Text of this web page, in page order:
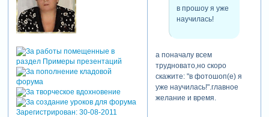
Зарегистрирован: 30-08-2011
в прошоу я уже
научилась!
а поначалу всем
трудновато,но скоро
скажите: "в фотошоп(е) я
уже научилась!".главное
желание и время.